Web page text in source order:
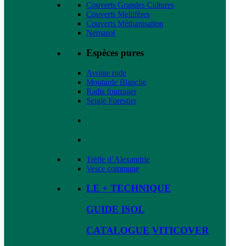
Couverts Grandes Cultures
Couverts Mellifères
Couverts Méthanisation
Nemasol
Espèces pures
Avoine rude
Moutarde Blanche
Radis fourrager
Seigle Forestier
Trèfle d’Alexandrie
Vesce commune
LE + TECHNIQUE
GUIDE ISOL
CATALOGUE VITICOVER